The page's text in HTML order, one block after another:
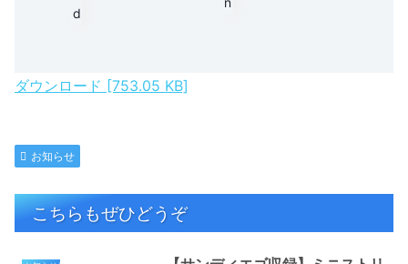
ダウンロード [753.05 KB]
お知らせ
こちらもぜひどうぞ